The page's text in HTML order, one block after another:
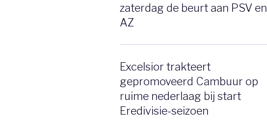
zaterdag de beurt aan PSV en
AZ
Excelsior trakteert
gepromoveerd Cambuur op
ruime nederlaag bij start
Eredivisie-seizoen